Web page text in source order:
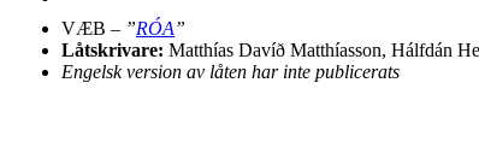
VÆB – ”RÓA”
Låtskrivare: Matthías Davíð Matthíasson, Hálfdán
Engelsk version av låten har inte publicerats